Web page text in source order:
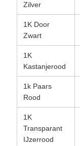
Zilver
1K Door
Zwart
1K
Kastanjerood
1k Paars
Rood
1K
Transparant
IJzerrood